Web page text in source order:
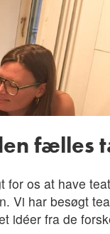
fælles
os at have
Vi har besøgt
idéer fra de